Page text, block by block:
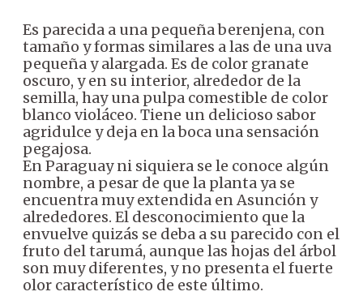
Es parecida a una pequeña berenjena, con
tamaño y formas similares a las de una uva
pequeña y alargada. Es de color granate
oscuro, y en su interior, alrededor de la
semilla, hay una pulpa comestible de color
blanco violáceo. Tiene un delicioso sabor
agridulce y deja en la boca una sensación
pegajosa.
En Paraguay ni siquiera se le conoce algún
nombre, a pesar de que la planta ya se
encuentra muy extendida en Asunción y
alrededores. El desconocimiento que la
envuelve quizás se deba a su parecido con el
fruto del tarumá, aunque las hojas del árbol
son muy diferentes, y no presenta el fuerte
olor característico de este último.